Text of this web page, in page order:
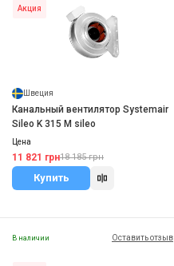
Акция
Швеция
Канальный вентилятор Systemair
Sileo K 315 M sileo
Цена
11 821 грн18 185 грн
Купить
В наличии Оставить отзыв